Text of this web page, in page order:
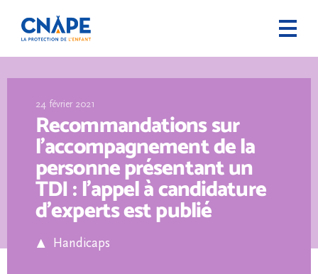
24 février 2021
Recommandations sur
l’accompagnement de la
personne présentant un
TDI : l’appel à candidature
d’experts est publié
Handicaps